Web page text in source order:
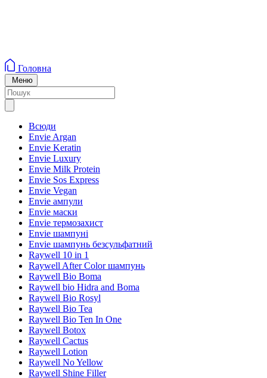
Головна
Меню
Всюди
Envie Argan
Envie Keratin
Envie Luxury
Envie Milk Protein
Envie Sos Express
Envie Vegan
Envie ампули
Envie маски
Envie термозахист
Envie шампуні
Envie шампунь безсульфатний
Raywell 10 in 1
Raywell After Color шампунь
Raywell Bio Boma
Raywell bio Hidra and Boma
Raywell Bio Rosyl
Raywell Bio Tea
Raywell Bio Ten In One
Raywell Botox
Raywell Cactus
Raywell Lotion
Raywell No Yellow
Raywell Shine Filler